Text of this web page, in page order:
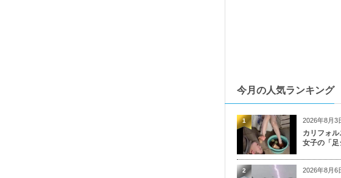
今月の人気ランキング
2026年8月3
カリフォ
女子の「
1
2026年8月6
2